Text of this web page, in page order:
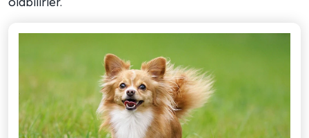
olabilirler.